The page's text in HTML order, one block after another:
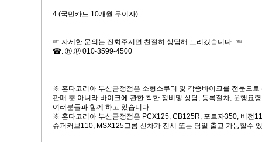
4.(국민카드 10개월 무이자)
☞ 자세한 문의는 전화주시면 친절히 상담해 드리겠습니다. ☜
☎. ⓗ.ⓟ 010-3599-4500
※ 혼다코리아 부산금정점은 소형스쿠터 및 각종바이크를 전문으로
판매 뿐 아니라 바이크에 관한 착한 정비및 상담, 등록절차, 운행요
여러분들과 함께 하고 있습니다.
※ 혼다코리아 부산금정점은 PCX125, CB125R, 포르자350, 비전
슈퍼커브110, MSX125그롬 신차가 전시 또는 당일 출고 가능할수